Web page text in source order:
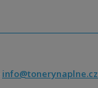
info@tonerynaplne.cz